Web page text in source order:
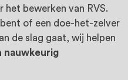
geheel volgens
Al sinds onze
service bij
dat een
het bewerken van RVS.
of een doe-het-zelver
de slag gaat, wij helpen
nauwkeurig